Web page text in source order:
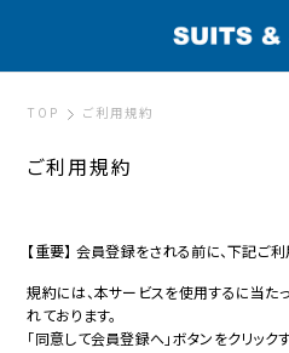
TOP ご利用規約
ご利用規約
【重要】 会員登録をされる前に、下記ご
規約には、本サービスを使用するに当た
れております。
「同意して会員登録へ」ボタンをクリッ